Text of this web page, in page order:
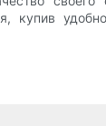
купив